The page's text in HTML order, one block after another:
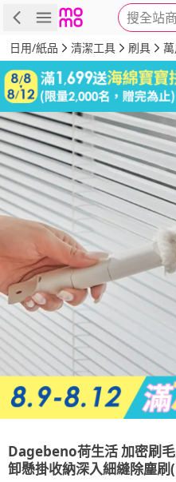
搜全站
商品 評價
日用/紙品 清潔工具 刷具
Dagebeno荷生活加密刷
卸懸掛收納深入細縫除塵